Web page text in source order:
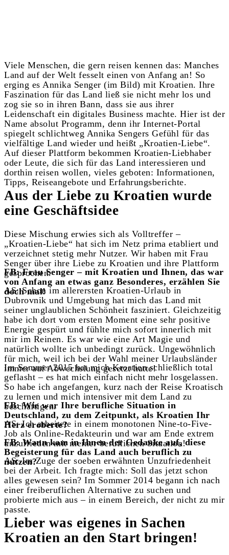
Viele Menschen, die gern reisen kennen das: Manches
Land auf der Welt fesselt einen von Anfang an! So
erging es Annika Senger (im Bild) mit Kroatien. Ihre
Faszination für das Land ließ sie nicht mehr los und
zog sie so in ihren Bann, dass sie aus ihrer
Leidenschaft ein digitales Business machte. Hier ist der
Name absolut Programm, denn ihr Internet-Portal
spiegelt schlichtweg Annika Sengers Gefühl für das
vielfältige Land wieder und heißt „Kroatien-Liebe“.
Auf dieser Plattform bekommen Kroatien-Liebhaber
oder Leute, die sich für das Land interessieren und
dorthin reisen wollen, vieles geboten: Informationen,
Tipps, Reiseangebote und Erfahrungsberichte.
Aus der Liebe zu Kroatien wurde
eine Geschäftsidee
Diese Mischung erwies sich als Volltreffer –
„Kroatien-Liebe“ hat sich im Netz prima etabliert und
verzeichnet stetig mehr Nutzer. Wir haben mit Frau
Senger über ihre Liebe zu Kroatien und ihre Plattform
gesprochen.
FB: Frau Senger – mit Kroatien und Ihnen, das war
von Anfang an etwas ganz Besonderes, erzählen Sie
doch mal!
AS: Schon im allerersten Kroatien-Urlaub in
Dubrovnik und Umgebung hat mich das Land mit
seiner unglaublichen Schönheit fasziniert. Gleichzeitig
habe ich dort vom ersten Moment eine sehr positive
Energie gespürt und fühlte mich sofort innerlich mit
mir im Reinen. Es war wie eine Art Magie und
natürlich wollte ich unbedingt zurück. Ungewöhnlich
für mich, weil ich bei der Wahl meiner Urlaubsländer
immer auf Abwechslung gesetzt hatte!
Im Sommer 2015 hat mich Kroatien schließlich total
geflasht – es hat mich einfach nicht mehr losgelassen.
So habe ich angefangen, kurz nach der Reise Kroatisch
zu lernen und mich intensiver mit dem Land zu
beschäftigen.
FB: Wie war Ihre berufliche Situation in
Deutschland, zu dem Zeitpunkt, als Kroatien Ihr
Herz eroberte?
AS: Ich arbeitete in einem monotonen Nine-to-Five-
Job als Online-Redakteurin und war am Ende extrem
unzufrieden mit meiner beruflichen Situation!
FB: Wann kam in Ihnen der Gedanke auf, diese
Begeisterung für das Land auch beruflich zu
nutzen?
AS: Im Zuge der soeben erwähnten Unzufriedenheit
bei der Arbeit. Ich fragte mich: Soll das jetzt schon
alles gewesen sein? Im Sommer 2014 begann ich nach
einer freiberuflichen Alternative zu suchen und
probierte mich aus – in einem Bereich, der nicht zu mir
passte.
Lieber was eigenes in Sachen
Kroatien an den Start bringen!